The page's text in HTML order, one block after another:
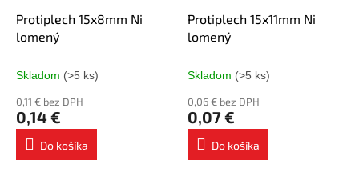
Protiplech 15x8mm Ni
lomený
Skladom (>5 ks)
0,11 € bez DPH
0,14 €
Do košíka
Protiplech 15x11mm Ni
lomený
Skladom (>5 ks)
0,06 € bez DPH
0,07 €
Do košíka